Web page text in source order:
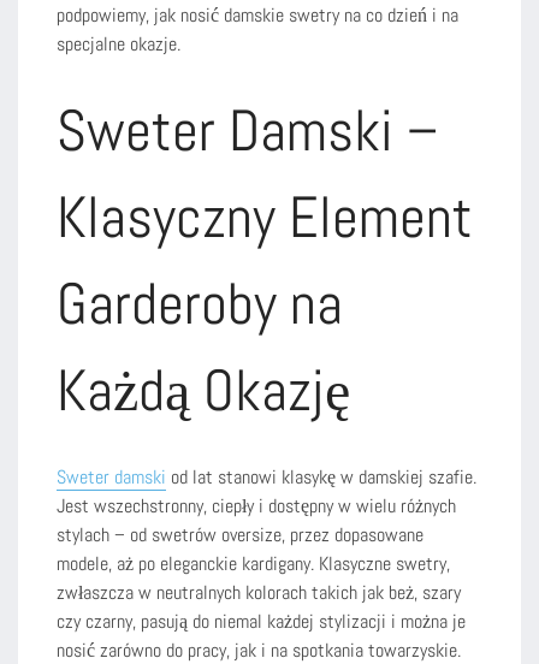
podpowiemy, jak nosić damskie swetry na co dzień i na
specjalne okazje.
Sweter Damski –
Klasyczny Element
Garderoby na
Każdą Okazję
Sweter damski od lat stanowi klasykę w damskiej szafie.
Jest wszechstronny, ciepły i dostępny w wielu różnych
stylach – od swetrów oversize, przez dopasowane
modele, aż po eleganckie kardigany. Klasyczne swetry,
zwłaszcza w neutralnych kolorach takich jak beż, szary
czy czarny, pasują do niemal każdej stylizacji i można je
nosić zarówno do pracy, jak i na spotkania towarzyskie.